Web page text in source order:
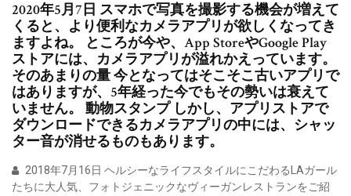
2020年5月7日 スマホで写真を撮影する機会が増えて
くると、より便利なカメラアプリが欲しくなってき
ますよね。 ところが今や、App StoreやGoogle Play
ストアには、カメラアプリが溢れかえっています。
そのあまりの量 今となってはそこそこ古いアプリで
はありますが、5年経った今でもその勢いは衰えて
いません。 動物スタンプ しかし、アプリストアで
ダウンロードできるカメラアプリの中には、シャッ
ター音が消せるものもあります。
2018年7月16日 ヘルシーなライフスタイルにこだわるLAガール
たちに大人気、フォトジェニックなヴィーガンレストランをご紹